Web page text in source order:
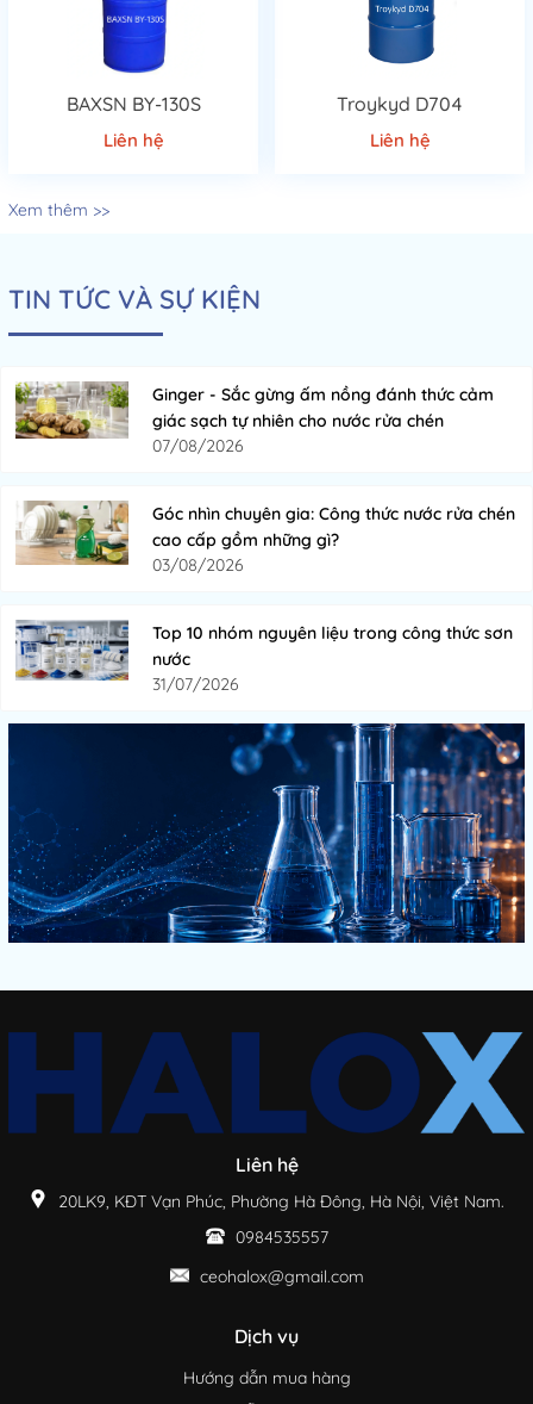
BAXSN BY-130S
Liên hệ
Troykyd D704
Liên hệ
Xem thêm >>
TIN TỨC VÀ SỰ KIỆN
Ginger - Sắc gừng ấm nồng đánh thức cảm
giác sạch tự nhiên cho nước rửa chén
07/08/2026
Góc nhìn chuyên gia: Công thức nước rửa chén
cao cấp gồm những gì?
03/08/2026
Top 10 nhóm nguyên liệu trong công thức sơn
nước
31/07/2026
Liên hệ
20LK9, KĐT Vạn Phúc, Phường Hà Đông, Hà Nội, Việt Nam.
0984535557
ceohalox@gmail.com
Dịch vụ
Hướng dẫn mua hàng